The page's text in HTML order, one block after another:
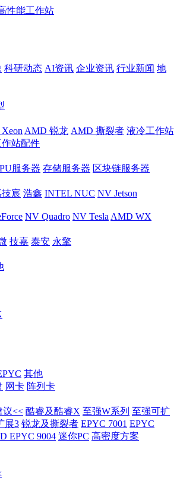
科研动态 AI资讯 企业资讯 行业新闻 地
AMD 锐龙 AMD 撕裂者 液冷工作站
作站配件
服务器 存储服务器 区块链服务器
宸 浩鑫 INTEL NUC NV Jetson
NV Quadro NV Tesla AMD WX
技嘉 泰安 永擎
其他
网卡 阵列卡
议<< 酷睿及酷睿X 至强W系列 至强可扩
展3 锐龙及撕裂者 EPYC 7001 EPYC
EPYC 9004 迷你PC 高密度方案